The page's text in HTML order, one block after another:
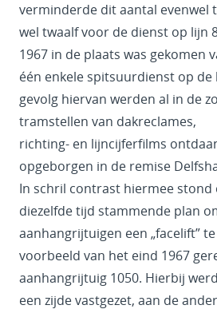
verminderde dit aantal evenwel
wel twaalf voor de dienst op lijn
1967 in de plaats was gekomen
één enkele spitsuurdienst op de
gevolg hiervan werden al in de
tramstellen van dakreclames,
richting- en lijncijferfilms
opgeborgen in de remise
In schril contrast hiermee stond
diezelfde tijd stammende plan
aanhangrijtuigen een „facelift”
voorbeeld van het eind 1967
aanhangrijtuig 1050. Hierbij
een zijde vastgezet, aan de